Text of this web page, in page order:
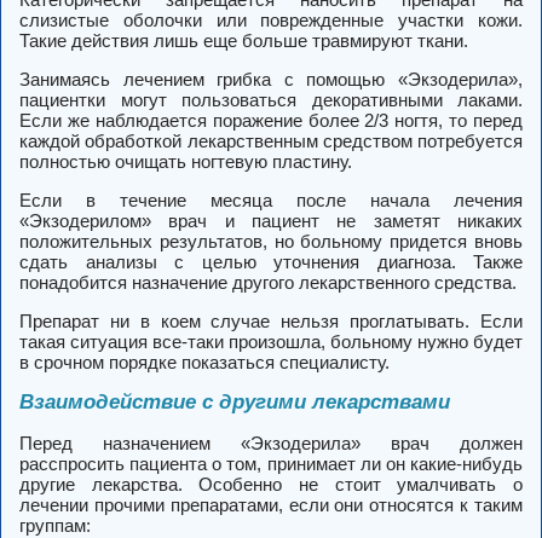
слизистые оболочки или поврежденные участки кожи.
Такие действия лишь еще больше травмируют ткани.
Занимаясь лечением грибка с помощью «Экзодерила»,
пациентки могут пользоваться декоративными лаками.
Если же наблюдается поражение более 2/3 ногтя, то перед
каждой обработкой лекарственным средством потребуется
полностью очищать ногтевую пластину.
Если в течение месяца после начала лечения
«Экзодерилом» врач и пациент не заметят никаких
положительных результатов, но больному придется вновь
сдать анализы с целью уточнения диагноза. Также
понадобится назначение другого лекарственного средства.
Препарат ни в коем случае нельзя проглатывать. Если
такая ситуация все-таки произошла, больному нужно будет
в срочном порядке показаться специалисту.
Взаимодействие с другими лекарствами
Перед назначением «Экзодерила» врач должен
расспросить пациента о том, принимает ли он какие-нибудь
другие лекарства. Особенно не стоит умалчивать о
лечении прочими препаратами, если они относятся к таким
группам: